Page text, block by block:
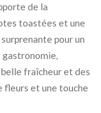
de la
toastées et une
pour un
gastronomie,
fraîcheur et des
fleurs et une touche